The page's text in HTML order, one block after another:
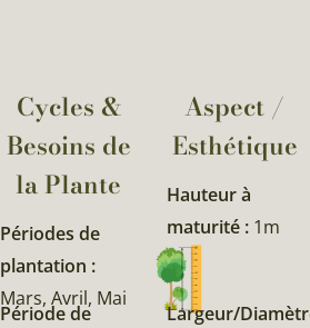
Cycles &
Besoins de
la Plante​
Périodes de
plantation :
Mars, Avril, Mai
Période de
Aspect /
Esthétique
Hauteur à
maturité : 1m
Largeur/